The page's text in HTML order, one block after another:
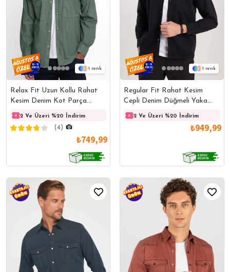
1
Relax Fit Uzun Kollu Rahat
Kesim Denim Kot Parça
Boyalı Çift Cep Kapaklı
Çıtçıtlı Erkek Haki Gömlek
2 Ve Üzeri %20 İndirim 2 Ve Üzeri %20 İndirim
(4)
₺749,99
1
Regular Fit Rahat Kesim
Cepli Denim Düğmeli Yaka
Siyah Kot Gömlek
2 Ve Üzeri %20 İndirim
₺949,99